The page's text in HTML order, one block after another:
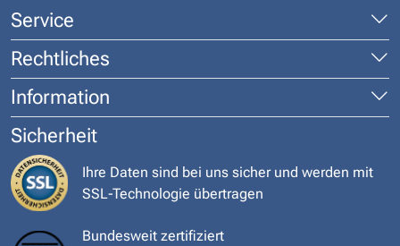
Service
Rechtliches
Information
Sicherheit
Ihre Daten sind bei uns sicher und werden mit
SSL-Technologie übertragen
Bundesweit zertifiziert